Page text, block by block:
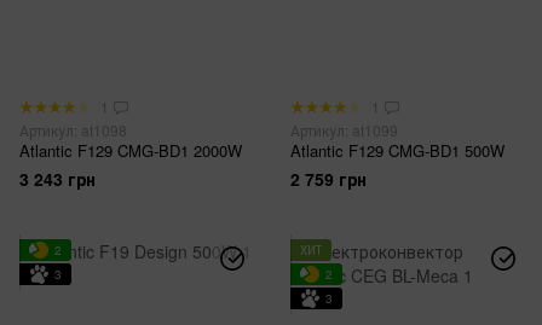
1
Артикул: at1098
Atlantic F129 CMG-BD1 2000W
3 243 грн
1
Артикул: at1099
Atlantic F129 CMG-BD1 500W
2 759 грн
2
3
ХИТ
2
3